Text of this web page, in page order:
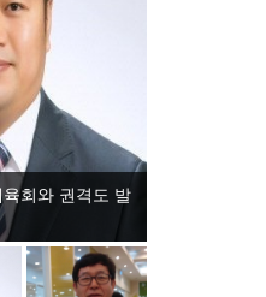
회와 권격도 발